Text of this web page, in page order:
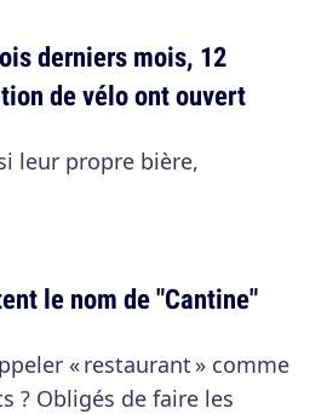
derniers mois, 12
de vélo ont ouvert
leur propre bière,
le nom de "Cantine"
« restaurant » comme
? Obligés de faire les